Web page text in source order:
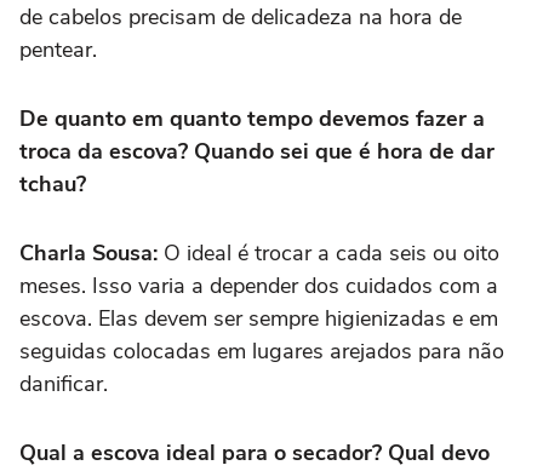
de cabelos precisam de delicadeza na hora de
pentear.
De quanto em quanto tempo devemos fazer a
troca da escova? Quando sei que é hora de dar
tchau?
Charla Sousa: O ideal é trocar a cada seis ou oito
meses. Isso varia a depender dos cuidados com a
escova. Elas devem ser sempre higienizadas e em
seguidas colocadas em lugares arejados para não
danificar.
Qual a escova ideal para o secador? Qual devo